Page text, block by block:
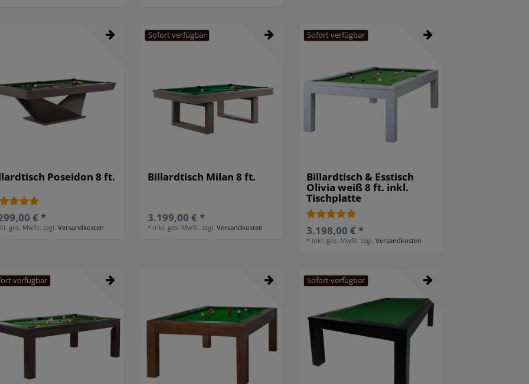
Poseidon 8 ft.
€ *
ges. MwSt. zzgl.Versandkosten
Sofort verfügbar
Billardtisch Milan 8 ft.
3.199,00 € *
* inkl. ges. MwSt. zzgl.Versandkosten
Sofort verfügbar
Billardtisch & Esstisch
Olivia weiß 8 ft. inkl.
Tischplatte
3.198,00 € *
* inkl. ges. MwSt. zzgl. Versandkosten
verfügbar Sofort verfügbar